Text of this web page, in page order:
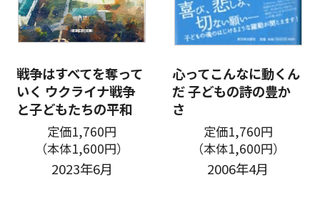
戦争はすべてを奪って
いく ウクライナ戦争
と子どもたちの平和
定価1,760円
（本体1,600円）
2023年6月
心ってこんなに動くん
だ 子どもの詩の豊か
さ
定価1,760円
（本体1,600円）
2006年4月